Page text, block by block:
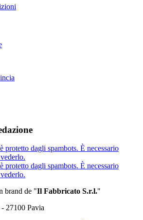
protetto dagli spambots. È necessario
protetto dagli spambots. È necessario
brand de "Il Fabbricato S.r.l."
27100 Pavia